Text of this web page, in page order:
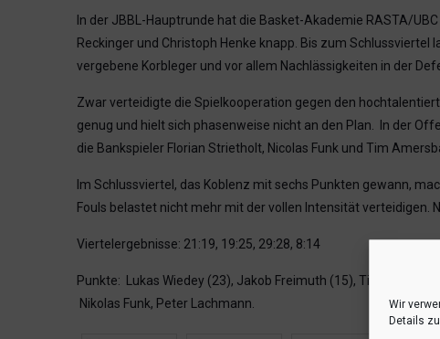
Wir
Details
In der JBBL-Hauptrunde hat die Basket-Akademie RASTA/
Reckinger und Christoph Henke knapp. Bis zum Schlussviertel
vergebene Korbleger und vor allem Nachlässigkeiten in der
Zwar verteidigte die Spielkooperation gegen den
genug und hielt sich phasenweise nicht an den Plan. In der
die Bankspieler Florian Strietholt, Nicolas Funk und Tim
Im Schlussviertel, das Koblenz mit sechs Punkten gewann,
Fouls belastet nicht mehr mit der vollen Intensität verteidigen.
Viertelergebnisse: 21:19, 19:25, 29:28, 8:14
Punkte: Lukas Wiedey (23), Jakob Freimuth (15), Tim Kosel
Nikolas Funk, Peter Lachmann.